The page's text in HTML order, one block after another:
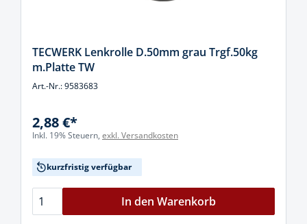
TECWERK Lenkrolle D.50mm grau Trgf.50kg
m.Platte TW
Art.-Nr.: 9583683
2,88 €*
Inkl. 19% Steuern, exkl. Versandkosten
kurzfristig verfügbar
In den Warenkorb